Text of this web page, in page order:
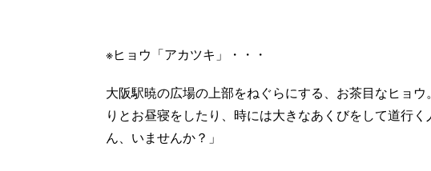
※ヒョウ「アカツキ」・・・
大阪駅暁の広場の上部をねぐらにする、お茶目なヒョ
りとお昼寝をしたり、時には大きなあくびをして道行
ん、いませんか？」